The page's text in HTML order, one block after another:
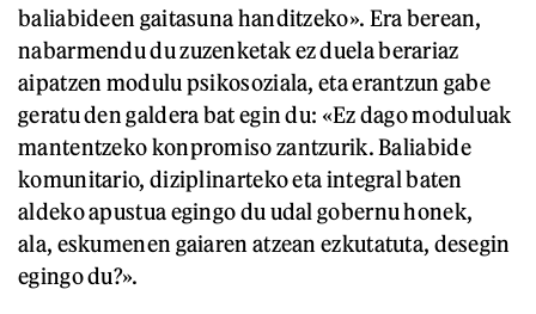
baliabideen gaitasuna handitzeko». Era berean,
nabarmendu du zuzenketak ez duela berariaz
aipatzen modulu psikosoziala, eta erantzun gabe
geratu den galdera bat egin du: «Ez dago moduluak
mantentzeko konpromiso zantzurik. Baliabide
komunitario, diziplinarteko eta integral baten
aldeko apustua egingo du udal gobernu honek,
ala, eskumenen gaiaren atzean ezkutatuta, desegin
egingo du?».